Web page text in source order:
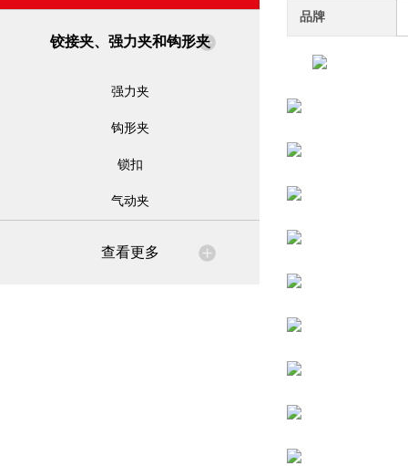
铰接夹、强力夹和钩形夹
强力夹
钩形夹
锁扣
气动夹
查看更多
品牌